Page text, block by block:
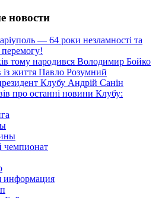
новости
— 64 роки незламності та
перемогу!
тому народився Володимир Бойко
життя Павло Розумний
Клубу Андрій Санін
про останні новини Клубу:
информация